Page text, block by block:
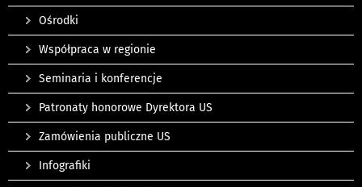
Ośrodki
Współpraca w regionie
Seminaria i konferencje
Patronaty honorowe Dyrektora US
Zamówienia publiczne US
Infografiki